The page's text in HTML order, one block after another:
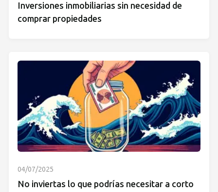
Inversiones inmobiliarias sin necesidad de
comprar propiedades
04/07/2025
No inviertas lo que podrías necesitar a corto